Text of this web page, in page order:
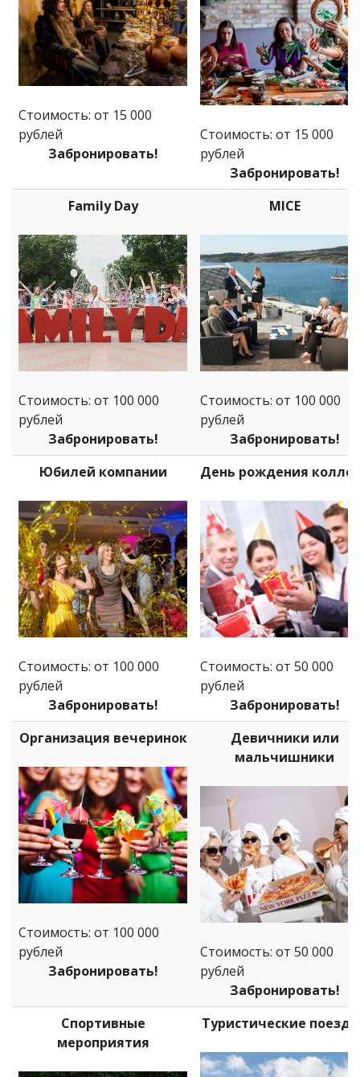
Стоимость: от 15 000
рублей
Забронировать!
Стоимость: от 15 000
рублей
Забронировать!
Family Day
Стоимость: от 100 000
рублей
Забронировать!
MICE
Стоимость: от 100 000
рублей
Забронировать!
Юбилей компании
Стоимость: от 100 000
рублей
Забронировать!
День рождения
Стоимость: от 50 000
рублей
Забронировать!
Организация вечеринок
Стоимость: от 100 000
рублей
Забронировать!
Девичники или
мальчишники
Стоимость: от 50 000
рублей
Забронировать!
Спортивные
мероприятия
Туристические